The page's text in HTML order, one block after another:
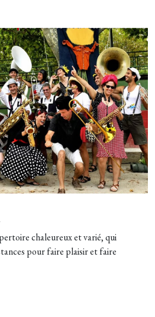
chaleureux et varié, qui
pour faire plaisir et faire